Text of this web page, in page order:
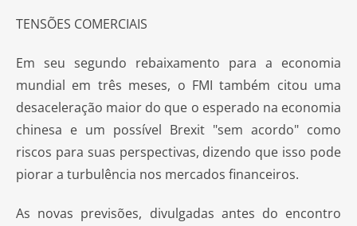
TENSÕES COMERCIAIS
​Em seu segundo rebaixamento para a economia
mundial em três meses, o FMI também citou uma
desaceleração maior do que o esperado na economia
chinesa e um possível Brexit "sem acordo" como
riscos para suas perspectivas, dizendo que isso pode
piorar a turbulência nos mercados financeiros.
As novas previsões, divulgadas antes do encontro